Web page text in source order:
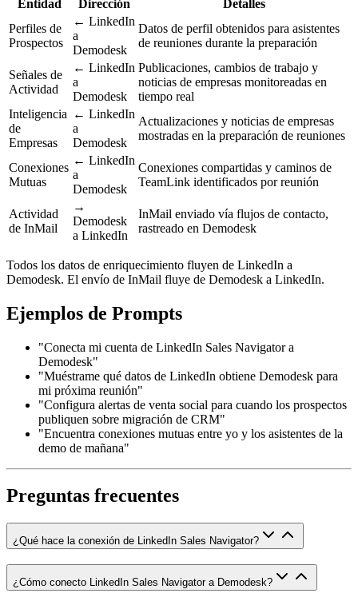
Entidad Dirección
Detalles
Perfiles de
Prospectos
← LinkedIn
a
Demodesk
Datos de perfil obtenidos para asistentes
de reuniones durante la preparación
Señales de
Actividad
← LinkedIn
a
Demodesk
Publicaciones, cambios de trabajo y
noticias de empresas monitoreadas en
tiempo real
Inteligencia
de
Empresas
← LinkedIn
a
Demodesk
Actualizaciones y noticias de empresas
mostradas en la preparación de reuniones
Conexiones
Mutuas
← LinkedIn
a
Demodesk
Conexiones compartidas y caminos de
TeamLink identificados por reunión
Actividad
de InMail
→
Demodesk
a LinkedIn
InMail enviado vía flujos de contacto,
rastreado en Demodesk
Todos los datos de enriquecimiento fluyen de LinkedIn a
Demodesk. El envío de InMail fluye de Demodesk a LinkedIn.
Ejemplos de Prompts
"Conecta mi cuenta de LinkedIn Sales Navigator a
Demodesk"
"Muéstrame qué datos de LinkedIn obtiene Demodesk para
mi próxima reunión"
"Configura alertas de venta social para cuando los prospectos
publiquen sobre migración de CRM"
"Encuentra conexiones mutuas entre yo y los asistentes de la
demo de mañana"
Preguntas frecuentes
¿Qué hace la conexión de LinkedIn Sales Navigator?
¿Cómo conecto LinkedIn Sales Navigator a Demodesk?